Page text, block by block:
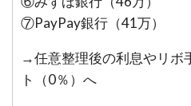
⑦PayPay銀行（41万）
→任意整理後の利息やリボ
ト（0％）へ